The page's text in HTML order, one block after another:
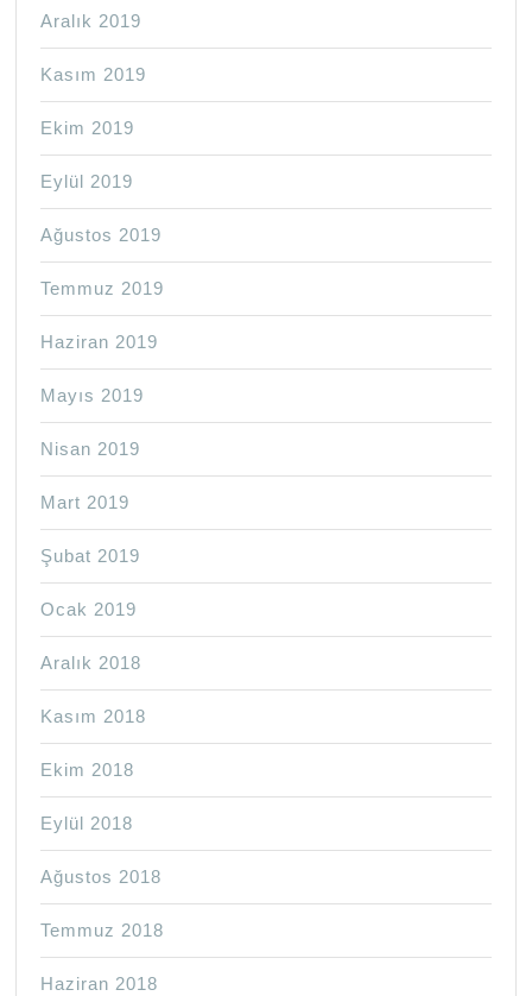
Aralık 2019
Kasım 2019
Ekim 2019
Eylül 2019
Ağustos 2019
Temmuz 2019
Haziran 2019
Mayıs 2019
Nisan 2019
Mart 2019
Şubat 2019
Ocak 2019
Aralık 2018
Kasım 2018
Ekim 2018
Eylül 2018
Ağustos 2018
Temmuz 2018
Haziran 2018